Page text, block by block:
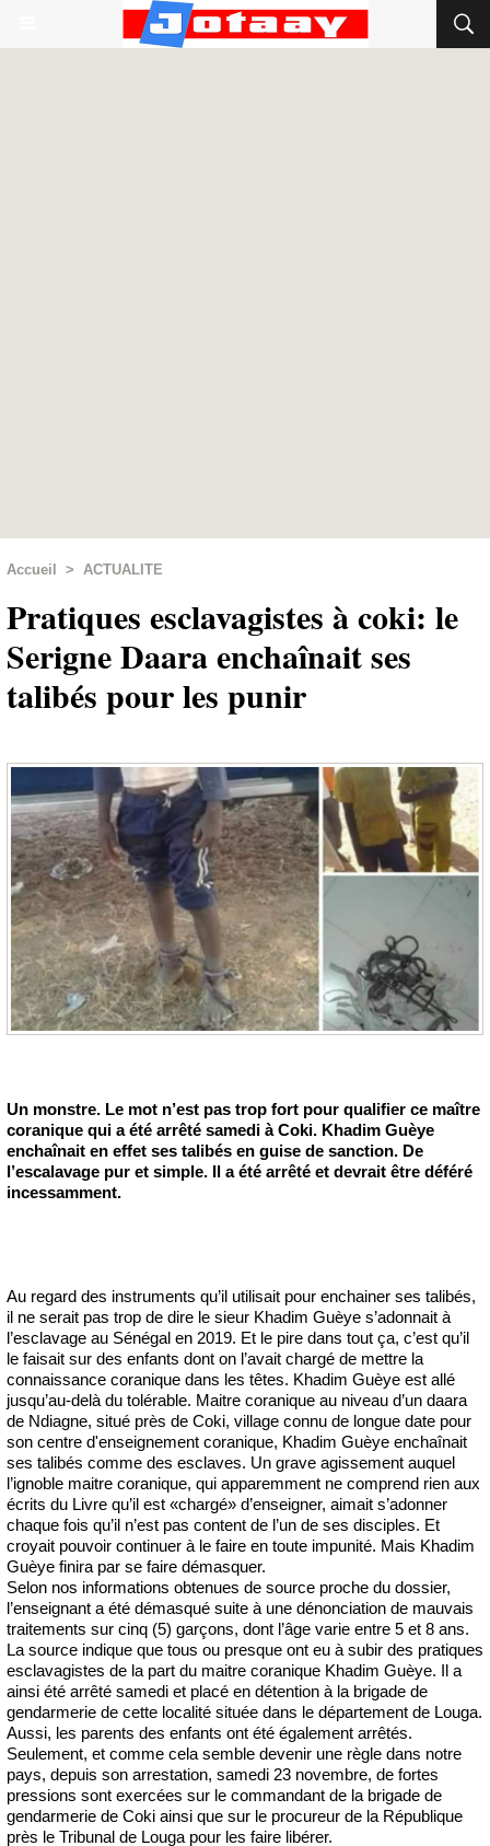
Accueil > ACTUALITE
Pratiques esclavagistes à coki: le
Serigne Daara enchaînait ses
talibés pour les punir
Un monstre. Le mot n’est pas trop fort pour qualifier ce maître
coranique qui a été arrêté samedi à Coki. Khadim Guèye
enchaînait en effet ses talibés en guise de sanction. De
l’escalavage pur et simple. Il a été arrêté et devrait être déféré
incessamment.
Au regard des instruments qu’il utilisait pour enchainer ses talibés,
il ne serait pas trop de dire le sieur Khadim Guèye s’adonnait à
l’esclavage au Sénégal en 2019. Et le pire dans tout ça, c’est qu’il
le faisait sur des enfants dont on l’avait chargé de mettre la
connaissance coranique dans les têtes. Khadim Guèye est allé
jusqu’au-delà du tolérable. Maitre coranique au niveau d’un daara
de Ndiagne, situé près de Coki, village connu de longue date pour
son centre d'enseignement coranique, Khadim Guèye enchaînait
ses talibés comme des esclaves. Un grave agissement auquel
l’ignoble maitre coranique, qui apparemment ne comprend rien aux
écrits du Livre qu’il est «chargé» d’enseigner, aimait s’adonner
chaque fois qu’il n’est pas content de l’un de ses disciples. Et
croyait pouvoir continuer à le faire en toute impunité. Mais Khadim
Guèye finira par se faire démasquer.
Selon nos informations obtenues de source proche du dossier,
l’enseignant a été démasqué suite à une dénonciation de mauvais
traitements sur cinq (5) garçons, dont l’âge varie entre 5 et 8 ans.
La source indique que tous ou presque ont eu à subir des pratiques
esclavagistes de la part du maitre coranique Khadim Guèye. Il a
ainsi été arrêté samedi et placé en détention à la brigade de
gendarmerie de cette localité située dans le département de Louga.
Aussi, les parents des enfants ont été également arrêtés.
Seulement, et comme cela semble devenir une règle dans notre
pays, depuis son arrestation, samedi 23 novembre, de fortes
pressions sont exercées sur le commandant de la brigade de
gendarmerie de Coki ainsi que sur le procureur de la République
près le Tribunal de Louga pour les faire libérer.